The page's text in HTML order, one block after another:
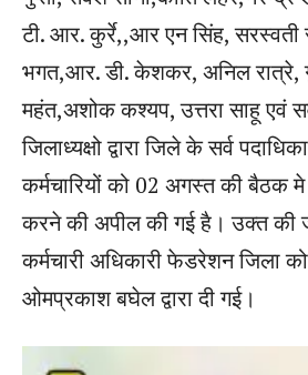
टी. आर. कुर्रे,,आर एन सिंह,
भगत,आर. डी. केशकर, अनिल रात्रे,
महंत,अशोक कश्यप, उत्तरा साहू एवं
जिलाध्यक्षो द्वारा जिले के सर्व
कर्मचारियों को 02 अगस्त की बैठक
करने की अपील की गई है। उक्त की
कर्मचारी अधिकारी फेडरेशन जिला
ओमप्रकाश बघेल द्वारा दी गई।